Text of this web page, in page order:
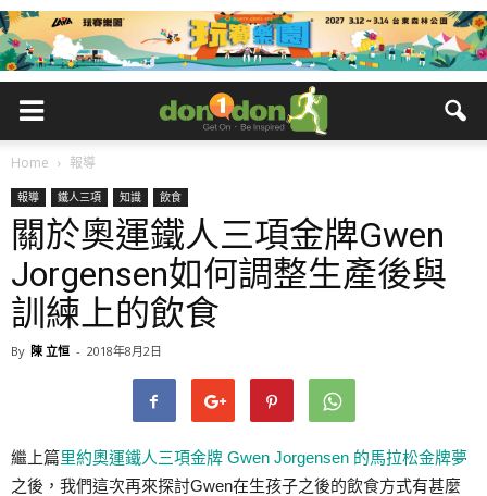
Home 報導
報導 鐵人三項 知識 飲食
關於奧運鐵人三項金牌Gwen
Jorgensen如何調整生產後與
訓練上的飲食
By 陳 立恒 - 2018年8月2日
繼上篇里約奧運鐵人三項金牌 Gwen Jorgensen 的馬拉松金牌夢
之後，我們這次再來探討Gwen在生孩子之後的飲食方式有甚麼